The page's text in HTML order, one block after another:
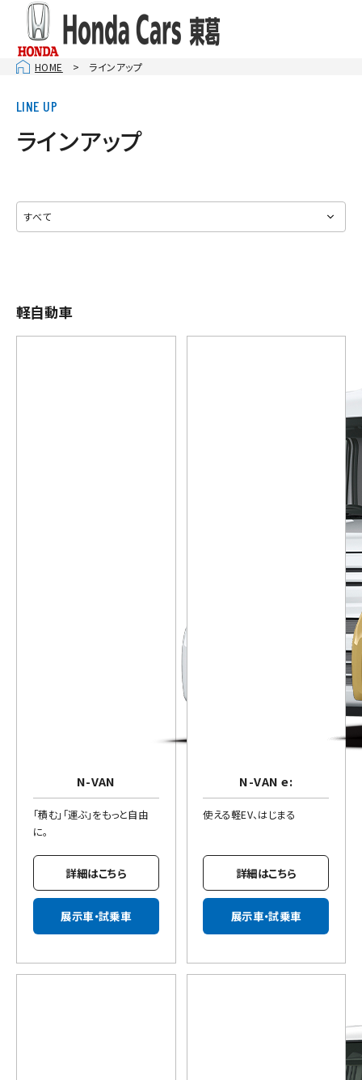
HOME ラインアップ
ラインアップ
軽自動車
N-VAN
「積む」「運ぶ」をもっと自由
に。
詳細はこちら
展示車・試乗車
N-VAN e:
使える軽EV、はじまる
詳細はこちら
展示車・試乗車